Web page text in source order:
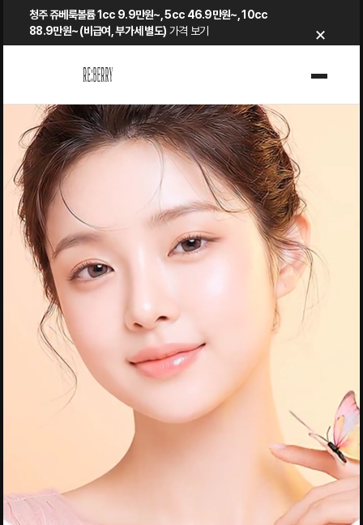
청주 쥬베룩볼륨 1cc 9.9만원~, 5cc 46.9만원~, 10cc
88.9만원~ (비급여, 부가세 별도) 가격 보기 ×